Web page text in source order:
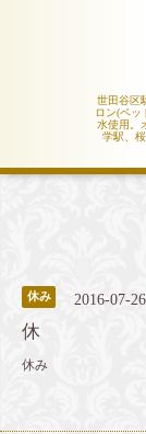
世田谷区
ロン(ペッ
水使用。
学駅、
休み 2016-07-
休
休み